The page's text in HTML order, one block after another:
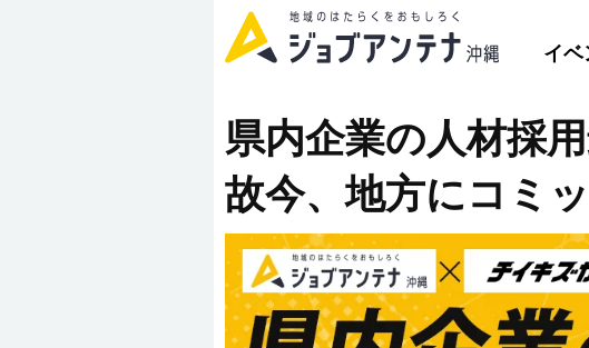
イベ
県内企業の人材採
故今、地方にコミ